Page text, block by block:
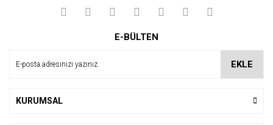
E-BÜLTEN
EKLE
KURUMSAL